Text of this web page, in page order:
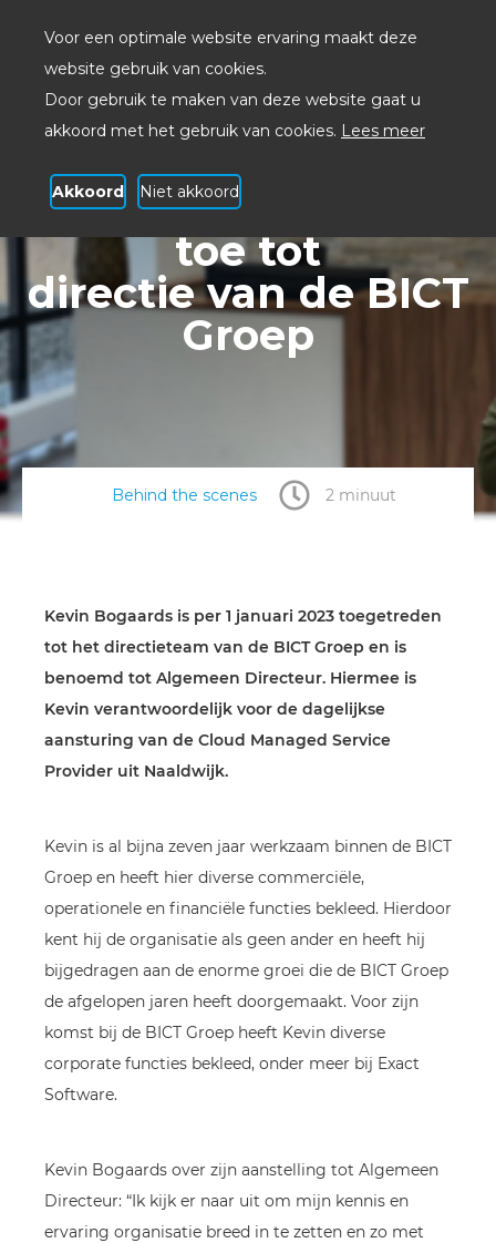
Voor een optimale website ervaring maakt deze
website gebruik van cookies.
Door gebruik te maken van deze website gaat u
akkoord met het gebruik van cookies. Lees meer
Akkoord Niet akkoord
Kevin Bogaards treedt
toe tot
directie van de BICT
Groep
Behind the scenes 2 minuut
Kevin Bogaards is per 1 januari 2023 toegetreden
tot het directieteam van de BICT Groep en is
benoemd tot Algemeen Directeur. Hiermee is
Kevin verantwoordelijk voor de dagelijkse
aansturing van de Cloud Managed Service
Provider uit Naaldwijk.
Kevin is al bijna zeven jaar werkzaam binnen de BICT
Groep en heeft hier diverse commerciële,
operationele en financiële functies bekleed. Hierdoor
kent hij de organisatie als geen ander en heeft hij
bijgedragen aan de enorme groei die de BICT Groep
de afgelopen jaren heeft doorgemaakt. Voor zijn
komst bij de BICT Groep heeft Kevin diverse
corporate functies bekleed, onder meer bij Exact
Software.
Kevin Bogaards over zijn aanstelling tot Algemeen
Directeur: “Ik kijk er naar uit om mijn kennis en
ervaring organisatie breed in te zetten en zo met